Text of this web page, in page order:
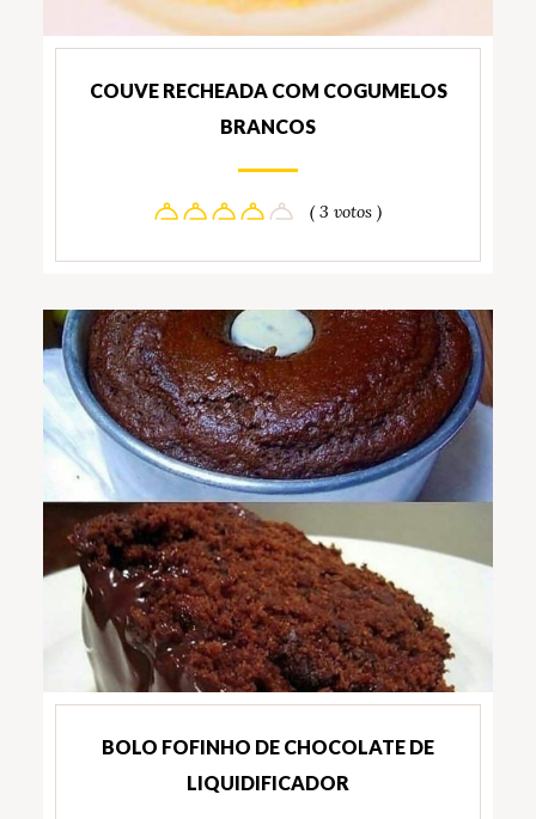
COUVE RECHEADA COM COGUMELOS
BRANCOS
( 3 votos )
BOLO FOFINHO DE CHOCOLATE DE
LIQUIDIFICADOR